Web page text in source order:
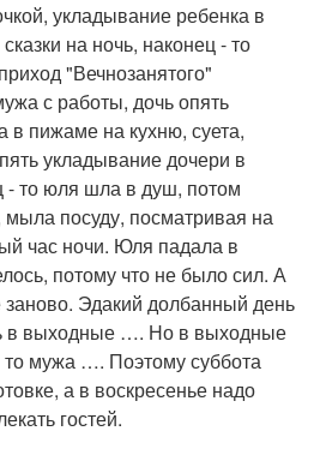
укладывание ребенка в
на ночь, наконец - то
"Вечнозанятого"
с работы, дочь опять
в пижаме на кухню, суета,
укладывание дочери в
- то юля шла в душ, потом
мыла посуду, посматривая на
час ночи. Юля падала в
потому что не было сил. А
Эдакий долбанный день
в выходные …. Но в выходные
то мужа …. Поэтому суббота
а в воскресенье надо
гостей.